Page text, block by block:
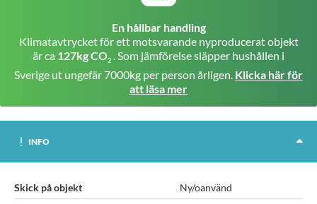
En hållbar handling
Klimatavtrycket för ett motsvarande nyproducerat objekt
är ca 127kg CO2
. Som jämförelse släpper hushållen i
Sverige ut ungefär 7000kg per person årligen. Klicka här för
att läsa mer
INFO
Skick på objekt Ny/oanvänd